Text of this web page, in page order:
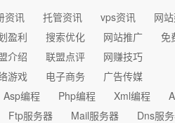
资讯 托管资讯 vps资讯
网
盈利 搜索优化 网站推广
免
介绍 联盟点评
网赚技巧
游戏 电子商务
广告传媒
Asp编程 Php编程 Xml编程
Ftp服务器 Mail服务器
Dns服